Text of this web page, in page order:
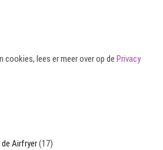
cookies, lees er meer over op dePrivacy
Airfryer(17)